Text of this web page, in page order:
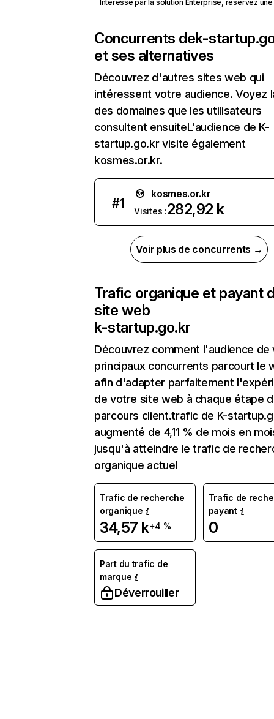
Intéressé par la solution Enterprise, réservez
Concurrents dek-
et ses alternatives
Découvrez d'autres sites web qui
intéressent votre audience. Voyez
des domaines que les utilisateurs
consultent ensuiteL'audience de K-
startup.go.kr visite également
kosmes.or.kr.
#1
kosmes.or.kr
Visites :282,92 k
Voir plus de concurrents →
Trafic organique et payant
site web
k-startup.go.kr
Découvrez comment l'audience de
principaux concurrents parcourt le
afin d'adapter parfaitement
de votre site web à chaque étape
parcours client.trafic de K-
augmenté de 4,11 % de mois en
jusqu'à atteindre le trafic de
organique actuel
Trafic de recherche
organique
34,57 k+4 %
Trafic de
payant
0
Part du trafic de
marque
Déverrouiller